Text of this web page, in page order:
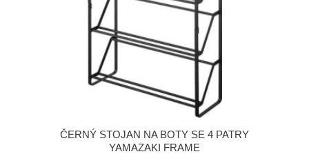
ČERNÝ STOJAN NA BOTY SE 4 PATRY
YAMAZAKI FRAME